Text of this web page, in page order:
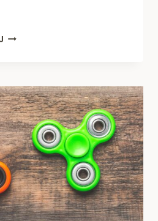
POMYSŁ
DLA
ZWIERZĄT
DOMOWYCH